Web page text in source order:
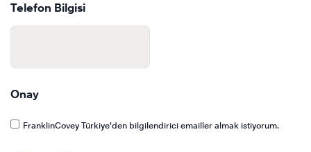
Telefon Bilgisi
Onay
FranklinCovey Türkiye’den bilgilendirici emailler almak istiyorum.